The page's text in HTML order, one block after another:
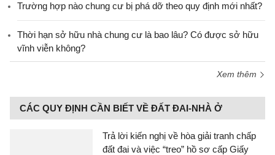
Trường hợp nào chung cư bị phá dỡ theo quy định mới nhất?
Thời hạn sở hữu nhà chung cư là bao lâu? Có được sở hữu
vĩnh viễn không?
Xem thêm
CÁC QUY ĐỊNH CẦN BIẾT VỀ ĐẤT ĐAI-NHÀ Ở
Trả lời kiến nghị về hòa giải tranh chấp
đất đai và việc “treo” hồ sơ cấp Giấy